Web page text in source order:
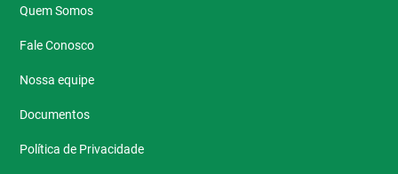
Quem Somos
Fale Conosco
Nossa equipe
Documentos
Política de Privacidade